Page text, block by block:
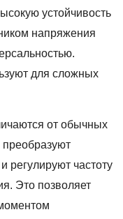
устойчивость
напряжения
для сложных
от обычных
преобразуют
регулируют частоту
Это позволяет